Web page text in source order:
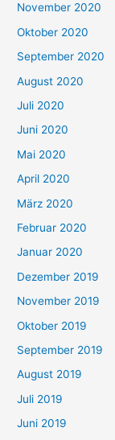
November 2020
Oktober 2020
September 2020
August 2020
Juli 2020
Juni 2020
Mai 2020
April 2020
März 2020
Februar 2020
Januar 2020
Dezember 2019
November 2019
Oktober 2019
September 2019
August 2019
Juli 2019
Juni 2019